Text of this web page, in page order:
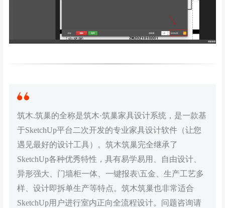
筑木.筑巢的全称是筑木·筑巢家具设计系统，是一款基
于SketchUp平台二次开发的专业家具设计软件（让您
遇见最好的设计工具）。筑木筑巢完全继承了
SketchUp各种优秀特性，具有易学易用、自由设计、
异形强大、门墙柜一体、一键报表\五金、生产工艺多
样、设计即拆单生产等特点。筑木筑巢也非常适合
SketchUp用户进行室内正向全流程设计。问题咨询请